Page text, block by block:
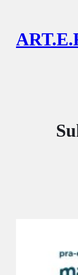
konten